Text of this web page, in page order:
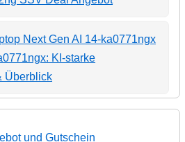
KI-starke
Überblick